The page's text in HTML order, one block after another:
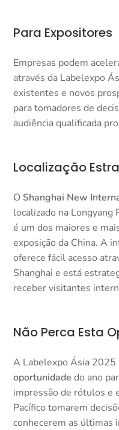
Para Expositores
Empresas podem
através da Labelexpo
existentes e novos
para tomadores de
audiência qualificada
Localização
O Shanghai New
localizado na
é um dos maiores e
exposição da China. A
oferece fácil acesso
Shanghai e está
receber visitantes
Não Perca Esta
A Labelexpo Ásia 2025
oportunidade do ano
impressão de rótulos e
Pacífico tomarem
conhecerem as últimas